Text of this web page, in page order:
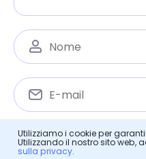
Salva il mio nome,
browser per la
Utilizziamo i cookie per
Utilizzando il nostro sito web,
sulla privacy.